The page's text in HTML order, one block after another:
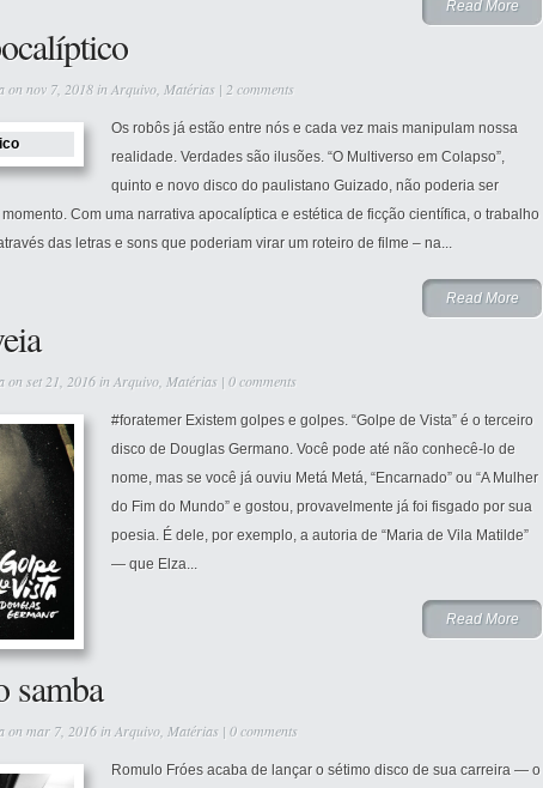
Read More
on nov 7, 2018 inArquivo Matérias | 2 comments
Os robôs já estão entre nós e cada vez mais manipulam nossa
realidade. Verdades são ilusões. “O Multiverso em Colapso”,
quinto e novo disco do paulistano Guizado, não poderia ser
Com uma narrativa apocalíptica e estética de ficção científica, o trabalho
das letras e sons que poderiam virar um roteiro de filme – na...
Read More
on set 21, 2016 inArquivo Matérias | 0 comments
#foratemer Existem golpes e golpes. “Golpe de Vista” é o terceiro
disco de Douglas Germano. Você pode até não conhecê-lo de
nome, mas se você já ouviu Metá Metá, “Encarnado” ou “A Mulher
do Fim do Mundo” e gostou, provavelmente já foi fisgado por sua
poesia. É dele, por exemplo, a autoria de “Maria de Vila Matilde”
— que Elza...
Read More
samba
on mar 7, 2016 inArquivo Matérias | 0 comments
Romulo Fróes acaba de lançar o sétimo disco de sua carreira — o